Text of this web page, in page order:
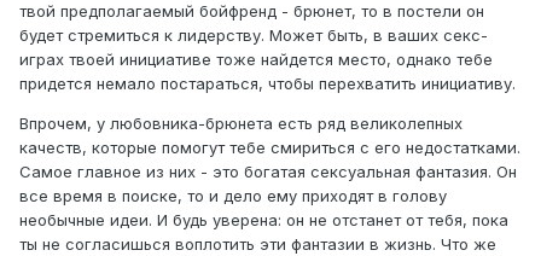
твой предполагаемый бойфренд - брюнет, то в постели он
будет стремиться к лидерству. Может быть, в ваших секс-
играх твоей инициативе тоже найдется место, однако тебе
придется немало постараться, чтобы перехватить инициативу.
Впрочем, у любовника-брюнета есть ряд великолепных
качеств, которые помогут тебе смириться с его недостатками.
Самое главное из них - это богатая сексуальная фантазия. Он
все время в поиске, то и дело ему приходят в голову
необычные идеи. И будь уверена: он не отстанет от тебя, пока
ты не согласишься воплотить эти фантазии в жизнь. Что же